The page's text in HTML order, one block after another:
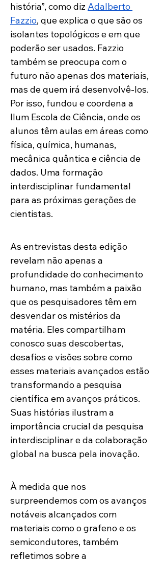
história”, como diz Adalberto
Fazzio, que explica o que são os
isolantes topológicos e em que
poderão ser usados. Fazzio
também se preocupa com o
futuro não apenas dos materiais,
mas de quem irá desenvolvê-los.
Por isso, fundou e coordena a
Ilum Escola de Ciência, onde os
alunos têm aulas em áreas como
física, química, humanas,
mecânica quântica e ciência de
dados. Uma formação
interdisciplinar fundamental
para as próximas gerações de
cientistas.
As entrevistas desta edição
revelam não apenas a
profundidade do conhecimento
humano, mas também a paixão
que os pesquisadores têm em
desvendar os mistérios da
matéria. Eles compartilham
conosco suas descobertas,
desafios e visões sobre como
esses materiais avançados estão
transformando a pesquisa
científica em avanços práticos.
Suas histórias ilustram a
importância crucial da pesquisa
interdisciplinar e da colaboração
global na busca pela inovação.
À medida que nos
surpreendemos com os avanços
notáveis alcançados com
materiais como o grafeno e os
semicondutores, também
refletimos sobre a